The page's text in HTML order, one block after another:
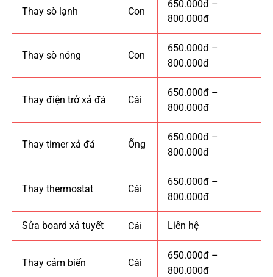
Thay sò lạnh Con
650.000đ –
800.000đ
Thay sò nóng Con
650.000đ –
800.000đ
Thay điện trở xả đá Cái
650.000đ –
800.000đ
Thay timer xả đá Ống
650.000đ –
800.000đ
Thay thermostat Cái
650.000đ –
800.000đ
Sửa board xả tuyết Cái Liên hệ
Thay cảm biến Cái
650.000đ –
800.000đ